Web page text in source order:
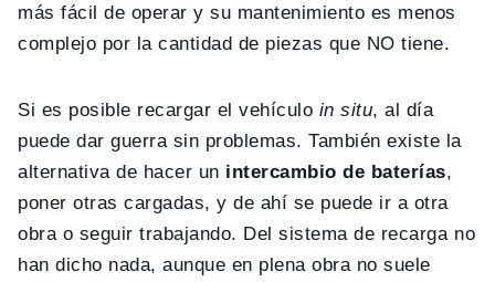
más fácil de operar y su mantenimiento es menos
complejo por la cantidad de piezas que NO tiene.
Si es posible recargar el vehículo in situ, al día
puede dar guerra sin problemas. También existe la
alternativa de hacer un intercambio de baterías,
poner otras cargadas, y de ahí se puede ir a otra
obra o seguir trabajando. Del sistema de recarga no
han dicho nada, aunque en plena obra no suele